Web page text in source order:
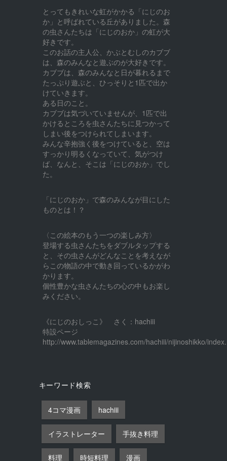
とってもきれいな虹がかかる「にじのお
か」と呼ばれている丘がありました。森
の虫さんたちは「にじのおか」の虹が大
好きです。
このお話の主人公、かぶとむしのカブブ
は、森のみんなと遊ぶのが大好きです。
カブブは、森のみんなと日が暮れるまで
たっぷり遊ぶと、ひっそりと1匹で出か
けていきます。
ある日のこと。
カブブは気づいていませんが、1匹で出
かけるところを虫さんたちに見つかって
しまい後をつけられてしまいます。
みんな辛抱強く後をつけていると、空は
すっかり明るくなっていて、気がつけ
ば、なんと、そこは「にじのおか」でし
た。
「にじのおか」で森のみんなが目にした
ものとは！？
〈この絵本のもう一つの楽しみ方〉
登場する虫さんたちをダブルタップする
と、その虫さんがどんなことを考えなが
らこの物語の中で動き回っているかがわ
かります。
個性豊かな虫さんたちの心の中もお楽し
みください。
《にじのおしっこ》 さく：hachiii
特設ページ
http://www.tablemagazines.com/hachiii/nijinoshikko/
キーワード検索
4コマ漫画 hachiii
イラストレーター 手抜き料理
料理 時短料理 漫画